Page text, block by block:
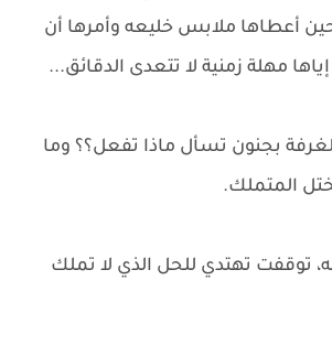
أعطاها ملابس خليعه وأمرها أن
مهلة زمنية لا تتعدى الدقائق...
بجنون تسأل ماذا تفعل؟؟ وما
المتملك.
توقفت تهتدي للحل الذي لا تملك